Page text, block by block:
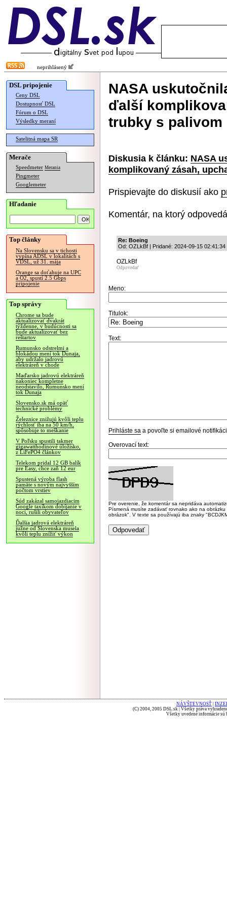
neprihlásený
DSL pripojenie
Ceny DSL
Dostupnosť DSL
Fórum o DSL
Výsledky meraní
Satelitná mapa SR
Merače
Speedmeter Merania
Pingmeter
Googlemeter
Hľadanie
Top články
Na Slovensku sa v tichosti
vypína ADSL v lokalitách s
VDSL, už 31. mája
Orange sa doťahuje na UPC
a O2, spustí 2.5 Gbps
pripojenie
Top správy
Chrome sa bude
aktualizovať dvakrát
týždenne, v budúcnosti sa
bude aktualizovať bez
reštartov
Rumunsko odstrelmi a
blokádou mení tok Dunaja,
aby udržalo jadrovú
elektráreň v chode
Maďarsko jadrovú elektráreň
nakoniec kompletne
neodstavilo, Rumunsko mení
tok Dunaja
Slovensko.sk má opäť
technické problémy
Železnice znižujú kvôli teplu
rýchlosť iba na 50 km/h,
spôsobuje to meškanie
V Poľsku spustili takmer
gigawatthodinové úložisko,
z LiFePO4 článkov
Telekom pridal 12 GB balík
pre Easy, chce zaň 12 eur
Spustená výroba flash
pamäte s novým najvyšším
počtom vrstiev
Súd zakázal samojazdiacim
Google taxíkom dobíjanie v
noci, rušili obyvateľov
Ďalšia jadrová elektráreň
južne od Slovenska musela
kvôli teplu znížiť výkon
NASA
ďalší
trubky s palivom
Diskusia k článku: NASA
komplikovaný zásah,
Prispievajte do diskusií ako
Komentár, na ktorý
Re: Boeing
Od: OZLkBf | Pridané: 2024-09-15 02:41:34
OZLkBf
Odpovedať
Meno:
Titulok:
Text:
Prihláste sa a povoľte si emailové
Overovací text:
Pre overenie, že komentár sa nepridáva
Písmená musíte zadávať rovnako ako na
obrázok". V texte sa používajú iba znaky
NÁVŠTEVNOSŤ
(C) 2004, 2005 DSL.sk | Všetky práva
Všetky uvedené informácie sú